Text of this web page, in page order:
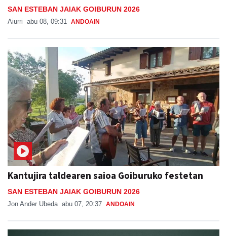
SAN ESTEBAN JAIAK GOIBURUN 2026
Aiurri abu 08, 09:31 ANDOAIN
Kantujira taldearen saioa Goiburuko festetan
SAN ESTEBAN JAIAK GOIBURUN 2026
Jon Ander Ubeda abu 07, 20:37 ANDOAIN